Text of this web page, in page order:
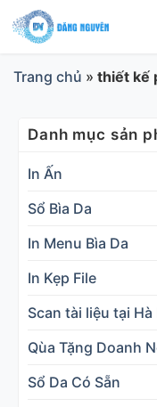
Skip
to
Trang chủ » thiết kế
Danh mục sản
In Ấn
Sổ Bìa Da
In Menu Bìa Da
In Kẹp File
Scan tài liệu tại Hà
Qùa Tặng Doanh
Sổ Da Có Sẵn